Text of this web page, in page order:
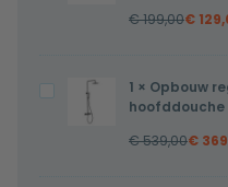
compleet
met
€199,00€
Opbouw
regendouche
1 × Opbouw
€539,00€